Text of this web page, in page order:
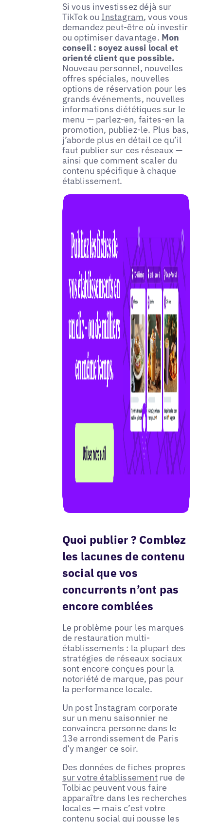
Si vous investissez déjà sur
TikTok ou Instagram, vous vous
demandez peut-être où investir
ou optimiser davantage. Mon
conseil : soyez aussi local et
orienté client que possible.
Nouveau personnel, nouvelles
offres spéciales, nouvelles
options de réservation pour les
grands événements, nouvelles
informations diététiques sur le
menu — parlez-en, faites-en la
promotion, publiez-le. Plus bas,
j’aborde plus en détail ce qu’il
faut publier sur ces réseaux —
ainsi que comment scaler du
contenu spécifique à chaque
établissement.
Quoi publier ? Comblez
les lacunes de contenu
social que vos
concurrents n’ont pas
encore comblées
Le problème pour les marques
de restauration multi-
établissements : la plupart des
stratégies de réseaux sociaux
sont encore conçues pour la
notoriété de marque, pas pour
la performance locale.
Un post Instagram corporate
sur un menu saisonnier ne
convaincra personne dans le
13e arrondissement de Paris
d’y manger ce soir.
Des données de fiches propres
sur votre établissementrue de
Tolbiac peuvent vous faire
apparaître dans les recherches
locales — mais c’est votre
contenu social qui pousse les